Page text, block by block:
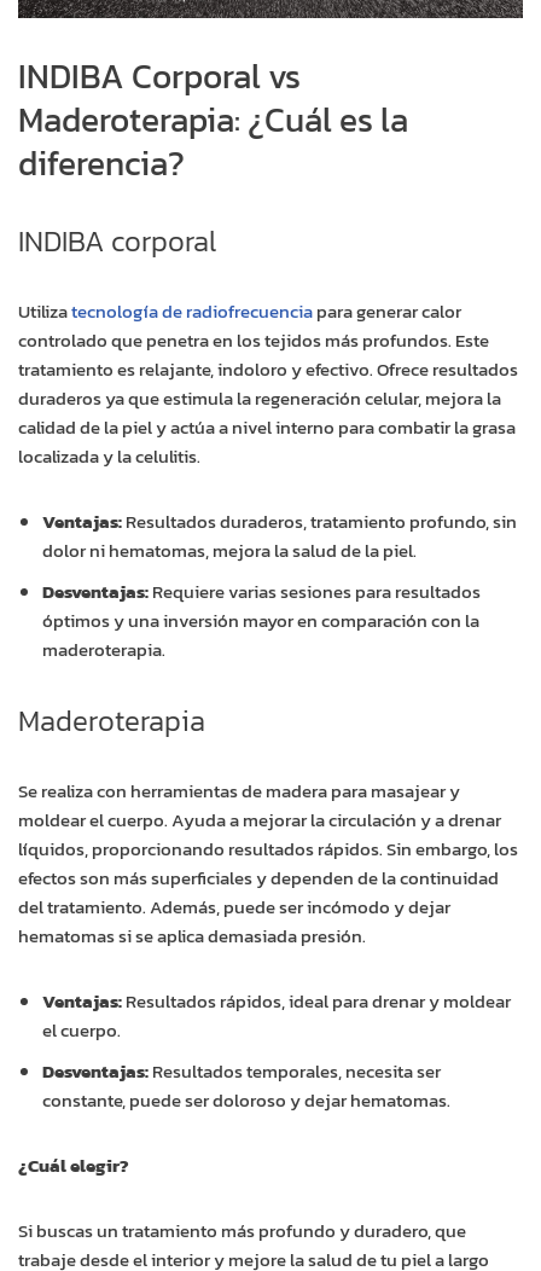
INDIBA Corporal vs
Maderoterapia: ¿Cuál es la
diferencia?
INDIBA corporal
Utilizatecnología de radiofrecuenciapara generar calor
controlado que penetra en los tejidos más profundos. Este
tratamiento es relajante, indoloro y efectivo. Ofrece resultados
duraderos ya que estimula la regeneración celular, mejora la
calidad de la piel y actúa a nivel interno para combatir la grasa
localizada y la celulitis.
Ventajas:Resultados duraderos, tratamiento profundo, sin
dolor ni hematomas, mejora la salud de la piel.
Desventajas:Requiere varias sesiones para resultados
óptimos y una inversión mayor en comparación con la
maderoterapia.
Maderoterapia
Se realiza con herramientas de madera para masajear y
moldear el cuerpo. Ayuda a mejorar la circulación y a drenar
líquidos, proporcionando resultados rápidos. Sin embargo, los
efectos son más superficiales y dependen de la continuidad
del tratamiento. Además, puede ser incómodo y dejar
hematomas si se aplica demasiada presión.
Ventajas:Resultados rápidos, ideal para drenar y moldear
el cuerpo.
Desventajas:Resultados temporales, necesita ser
constante, puede ser doloroso y dejar hematomas.
¿Cuál elegir?
Si buscas un tratamiento más profundo y duradero, que
trabaje desde el interior y mejore la salud de tu piel a largo